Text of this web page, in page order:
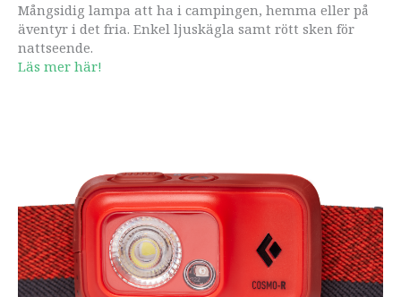
Mångsidig lampa att ha i campingen, hemma eller på
äventyr i det fria. Enkel ljuskägla samt rött sken för
nattseende.
Läs mer här!